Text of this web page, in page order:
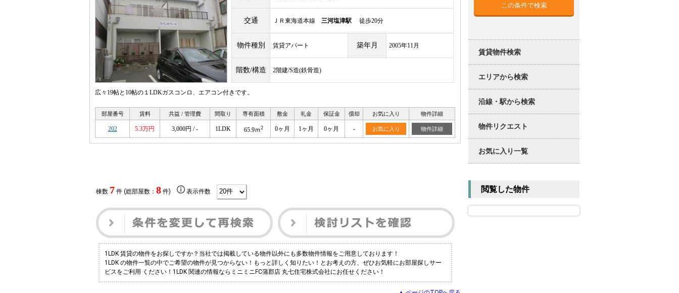
交通 ＪＲ東海道本線 三河塩津駅 徒歩20分
物件種別 賃貸アパート 築年月 2005年11月
階数/構造 2階建/S造(鉄骨造)
広々19帖と10帖の１LDKガスコンロ、エアコン付きです。
部屋番号 賃料 共益 / 管理費 間取り 専有面積 敷金 礼金 保証金 償却 お気に入り 物件詳細
202 5.3万円 3,000円 / - 1LDK 65.9ｍ2 0ヶ月 1ヶ月 0ヶ月 - お気に入り 物件詳細
棟数 7 件 (総部屋数： 8件) 表示件数
1LDK 賃貸の物件をお探しですか？当社では掲載している物件以外にも多数物件情報をご用意しております！
1LDK の物件一覧の中でご希望の物件が見つからない！もっと詳しく知りたい！とお考えの方、ぜひお気軽にお部屋探しサー
ビスをご利用 ください！1LDK 関連の情報ならミニミニFC蒲郡店 丸七住宅株式会社にお任せください！
賃貸物件検索
エリアから検索
沿線・駅から検索
物件リクエスト
お気に入り一覧
閲覧した物件